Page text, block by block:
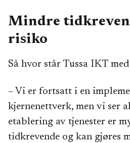
Mindre
risiko
Så hvor står Tussa IKT
– Vi er fortsatt i en
kjernenettverk, men vi ser
etablering av tjenester er
tidkrevende og kan gjøres